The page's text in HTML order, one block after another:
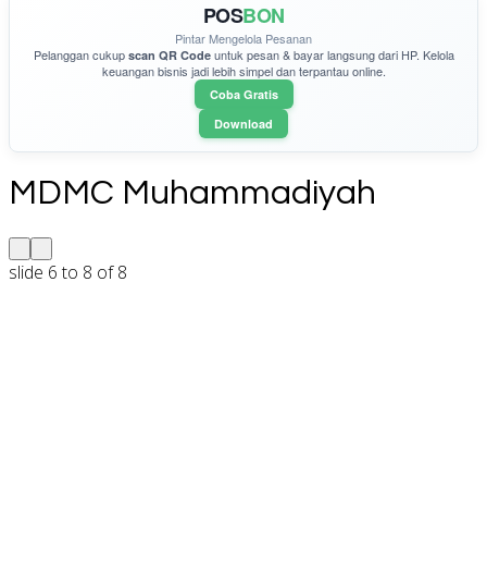
POSBON
Pintar Mengelola Pesanan
Pelanggan cukup scan QR Codeuntuk pesan & bayar langsung dari HP. Kelola
keuangan bisnis jadi lebih simpel dan terpantau online.
Coba Gratis
Download
MDMC Muhammadiyah
slide 6 to 8 of 8